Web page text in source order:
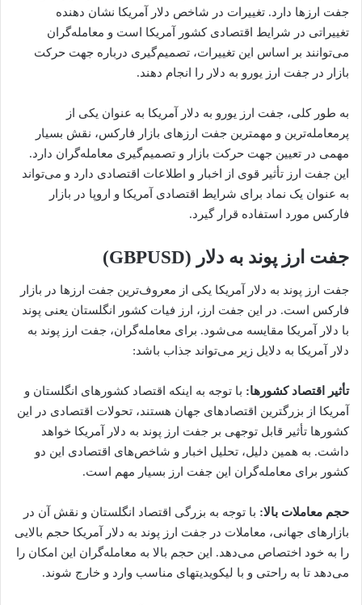
جفت ارزها دارد. تغییرات در شاخص دلار آمریکا نشان دهنده
تغییراتی در شرایط اقتصادی کشور آمریکا است و معامله‌گران
می‌توانند بر اساس این تغییرات، تصمیم‌گیری درباره جهت حرکت
بازار در جفت ارز یورو به دلار را انجام دهند.
به طور کلی، جفت ارز یورو به دلار آمریکا به عنوان یکی از
پرمعامله‌ترین و مهمترین جفت ارزهای بازار فارکس، نقش بسیار
مهمی در تعیین جهت حرکت بازار و تصمیم‌گیری معامله‌گران دارد.
این جفت ارز تأثیر قوی از اخبار و اطلاعات اقتصادی دارد و می‌تواند
به عنوان یک نماد برای شرایط اقتصادی آمریکا و اروپا در بازار
فارکس مورد استفاده قرار گیرد.
جفت ارز پوند به دلار (GBPUSD)
جفت ارز پوند به دلار آمریکا یکی از معروف‌ترین جفت ارزها در بازار
فارکس است. در این جفت ارز، ارز فیات کشور انگلستان یعنی پوند
با دلار آمریکا مقایسه می‌شود. برای معامله‌گران، جفت ارز پوند به
دلار آمریکا به دلایل زیر می‌تواند جذاب باشد:
تأثیر اقتصاد کشورها: با توجه به اینکه اقتصاد کشورهای انگلستان و
آمریکا از بزرگترین اقتصادهای جهان هستند، تحولات اقتصادی در این
کشورها تأثیر قابل توجهی بر جفت ارز پوند به دلار آمریکا خواهد
داشت. به همین دلیل، تحلیل اخبار و شاخص‌های اقتصادی این دو
کشور برای معامله‌گران این جفت ارز بسیار مهم است.
حجم معاملات بالا: با توجه به بزرگی اقتصاد انگلستان و نقش آن در
بازارهای جهانی، معاملات در جفت ارز پوند به دلار آمریکا حجم بالایی
را به خود اختصاص می‌دهد. این حجم بالا به معامله‌گران این امکان را
می‌دهد تا به راحتی و با لیکویدیتهای مناسب وارد و خارج شوند.